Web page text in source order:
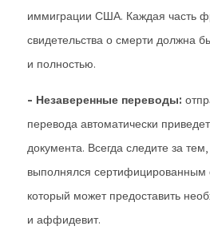
иммиграции США. Каждая часть
свидетельства о смерти должна
и полностью.
- Незаверенные переводы:
перевода автоматически
документа. Всегда следите за
выполнялся сертифицированным
который может предоставить
и аффидевит.